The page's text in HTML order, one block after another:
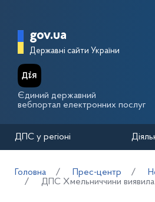
Головна
gov.ua
Державні сайти України
Єдиний державний
вебпортал електронних послуг
ДПС у регіоні
Головна Прес-центр
ДПС Хмельниччини виявила